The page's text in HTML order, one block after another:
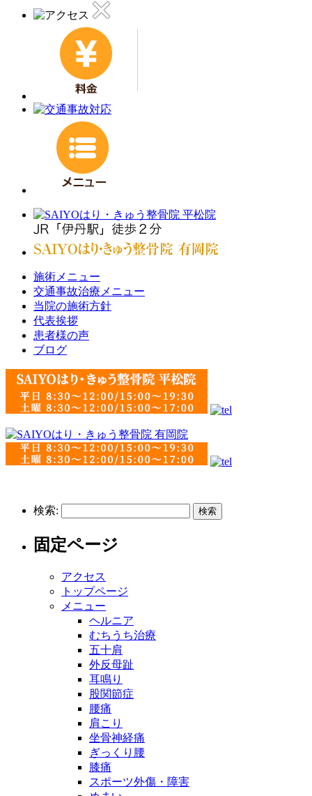
施術メニュー
交通事故治療メニュー
当院の施術方針
代表挨拶
患者様の声
ブログ
検索:
固定ページ
アクセス
トップページ
メニュー
ヘルニア
むちうち治療
五十肩
外反母趾
耳鳴り
股関節症
腰痛
肩こり
坐骨神経痛
ぎっくり腰
膝痛
スポーツ外傷・障害